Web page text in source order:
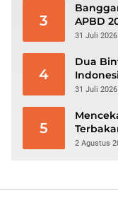
3
APBD
dan
31 Juli 2026
4
Dua
Villa di
31 Juli 2026
5
2 Agustus